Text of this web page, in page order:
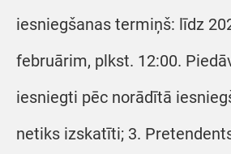
iesniegšanas termiņš: līdz
februārim, plkst. 12:00.
iesniegti pēc norādītā
netiks izskatīti; 3.